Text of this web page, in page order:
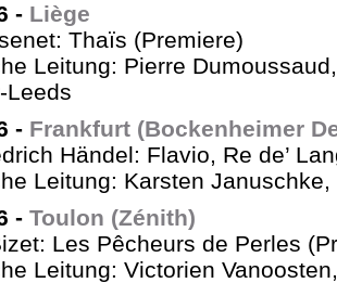
- Liège
Thaïs (Premiere)
Leitung: Pierre
Leeds
- Frankfurt (Bockenheimer
Händel: Flavio, Re de’
Leitung: Karsten
- Toulon (Zénith)
Les Pêcheurs de Perles
Leitung: Victorien